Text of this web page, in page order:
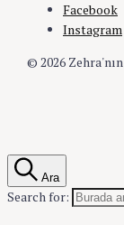
Facebook
Instagram
© 2026
Ara
Search for: